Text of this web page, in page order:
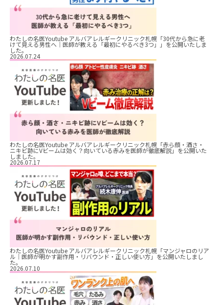
わたしの名医Youtube アルバアレルギークリニック札幌「30代から急に老
けて見える男性へ｜医師が教える「最初にやるべき3つ」」を公開いたしま
した。
2026.07.24
わたしの名医Youtube アルバアレルギークリニック札幌「赤ら顔・酒さ・
ニキビ跡にVビームは効く？向いている赤みを医師が徹底解説」を公開いた
しました。
2026.07.17
わたしの名医Youtube アルバアレルギークリニック札幌「マンジャロのリア
ル｜医師が明かす副作用・リバウンド・正しい使い方」を公開いたしまし
た。
2026.07.10